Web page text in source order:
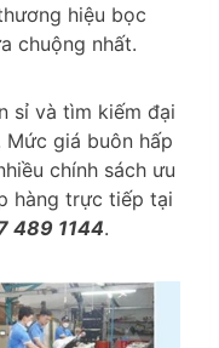
hiệu bọc
chuộng nhất.
sỉ và tìm kiếm đại
Mức giá buôn hấp
chính sách ưu
hàng trực tiếp tại
489 1144.